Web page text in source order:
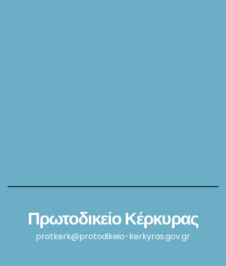
Πρωτοδικείο Κέρκυρας
protkerk@protodikeio-kerkyras.gov.gr